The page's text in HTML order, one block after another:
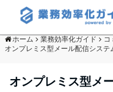
ホーム 業務効率化ガイド
コ
オンプレミス型メール配信シス
オンプレミス型メ